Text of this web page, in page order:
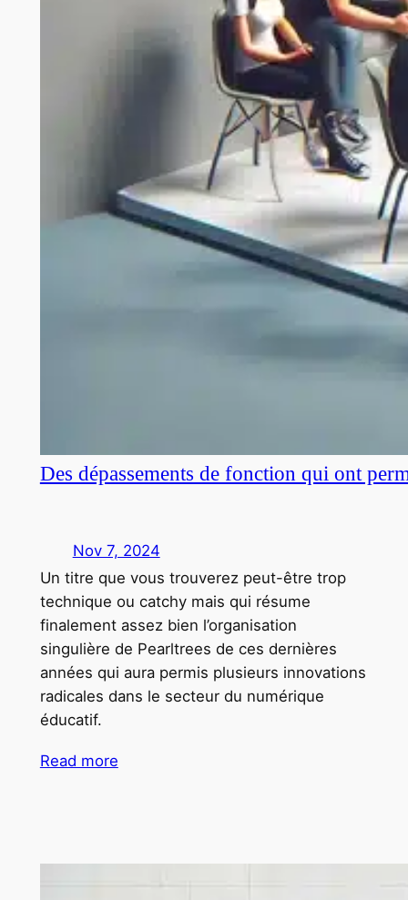
Des dépassements de fonction qui ont
Nov 7, 2024
Un titre que vous trouverez peut-être trop
technique ou catchy mais qui résume
finalement assez bien l’organisation
singulière de Pearltrees de ces dernières
années qui aura permis plusieurs innovations
radicales dans le secteur du numérique
éducatif.
Read more